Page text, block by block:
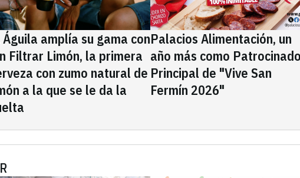
Águila amplía su gama con
Filtrar Limón, la primera
con zumo natural de
a la que se le da la
Palacios Alimentación, un
año más como
Principal de "Vive San
Fermín 2026"